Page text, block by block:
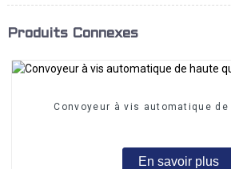
Produits Connexes
Convoyeur à vis automatique
En savoir plus